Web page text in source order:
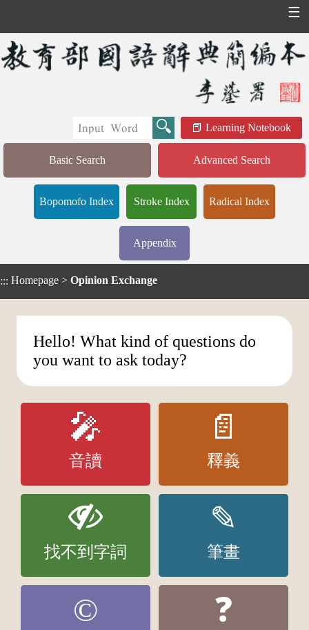
☰
Learning Notebook
Basic Search Advanced Search
Bopomofo Index Stroke Index Radical Index
Appendix
::: Homepage > Opinion Exchange
Hello! What kind of questions do
you want to ask today?
🎤
音讀
📄
釋義
找不到字詞
✎
筆畫
© ❓